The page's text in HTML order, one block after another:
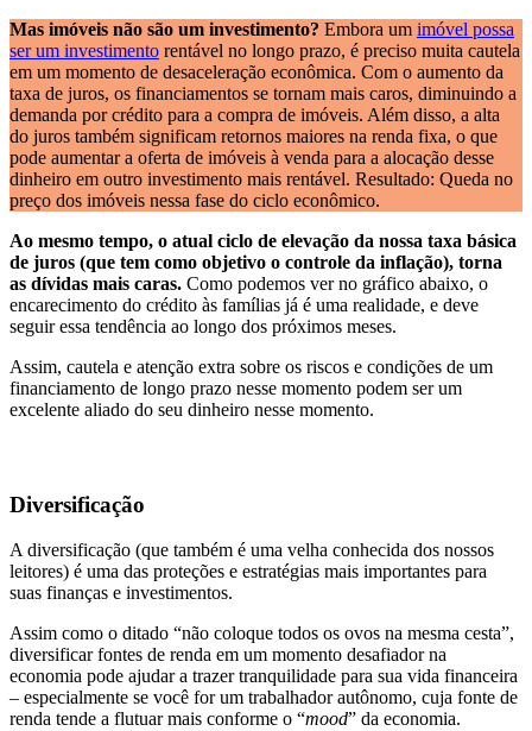
Mas imóveis não são um investimento? Embora um imóvel possa
ser um investimento rentável no longo prazo, é preciso muita cautela
em um momento de desaceleração econômica. Com o aumento da
taxa de juros, os financiamentos se tornam mais caros, diminuindo a
demanda por crédito para a compra de imóveis. Além disso, a alta
do juros também significam retornos maiores na renda fixa, o que
pode aumentar a oferta de imóveis à venda para a alocação desse
dinheiro em outro investimento mais rentável. Resultado: Queda no
preço dos imóveis nessa fase do ciclo econômico.
Ao mesmo tempo, o atual ciclo de elevação da nossa taxa básica
de juros (que tem como objetivo o controle da inflação), torna
as dívidas mais caras. Como podemos ver no gráfico abaixo, o
encarecimento do crédito às famílias já é uma realidade, e deve
seguir essa tendência ao longo dos próximos meses.
Assim, cautela e atenção extra sobre os riscos e condições de um
financiamento de longo prazo nesse momento podem ser um
excelente aliado do seu dinheiro nesse momento.
Diversificação
A diversificação (que também é uma velha conhecida dos nossos
leitores) é uma das proteções e estratégias mais importantes para
suas finanças e investimentos.
Assim como o ditado “não coloque todos os ovos na mesma cesta”,
diversificar fontes de renda em um momento desafiador na
economia pode ajudar a trazer tranquilidade para sua vida financeira
– especialmente se você for um trabalhador autônomo, cuja fonte de
renda tende a flutuar mais conforme o “mood” da economia.